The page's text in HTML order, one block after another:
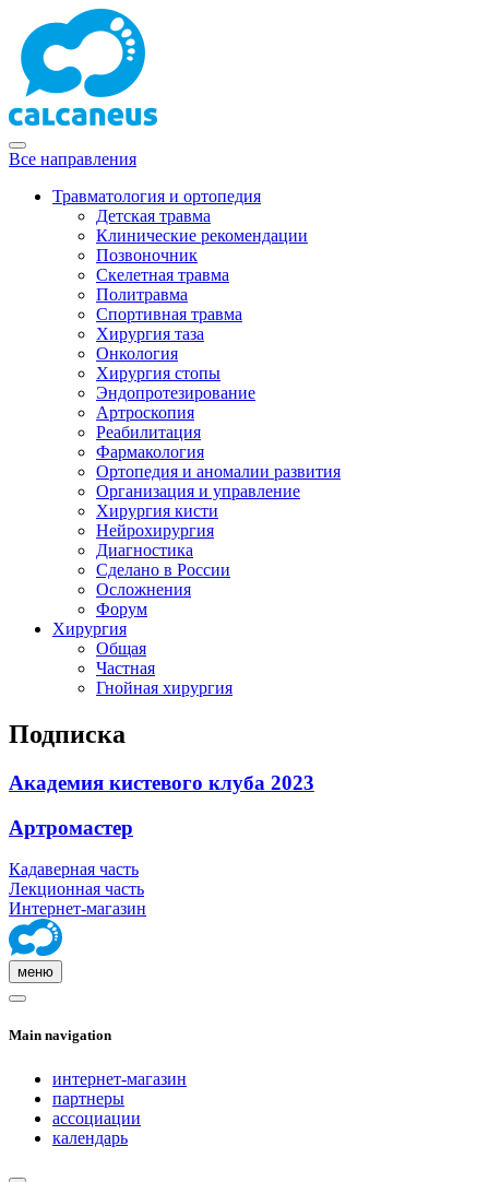
Все направления
Травматология и ортопедия
Детская травма
Клинические рекомендации
Позвоночник
Скелетная травма
Политравма
Спортивная травма
Хирургия таза
Онкология
Хирургия стопы
Эндопротезирование
Артроскопия
Реабилитация
Фармакология
Ортопедия и аномалии развития
Организация и управление
Хирургия кисти
Нейрохирургия
Диагностика
Сделано в России
Осложнения
Форум
Хирургия
Общая
Частная
Гнойная хирургия
Подписка
Академия кистевого клуба 2023
Артромастер
Кадаверная часть
Лекционная часть
Интернет-магазин
меню
Main navigation
интернет-магазин
партнеры
ассоциации
календарь